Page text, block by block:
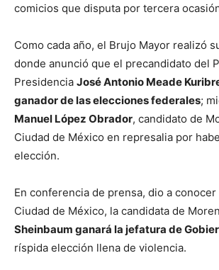
comicios que disputa por tercera
Como cada año, el Brujo Mayor realizó
donde anunció que el precandidato del
Presidencia José Antonio Meade
ganador de las elecciones federales;
Manuel López Obrador, candidato de
Ciudad de México en represalia por
elección.
En conferencia de prensa, dio a conocer
Ciudad de México, la candidata de
Sheinbaum ganará la jefatura de
ríspida elección llena de violencia.